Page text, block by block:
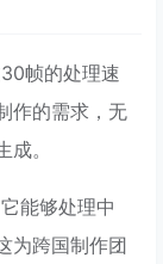
帧的处理速
作的需求，无
。
能够处理中
为跨国制作团